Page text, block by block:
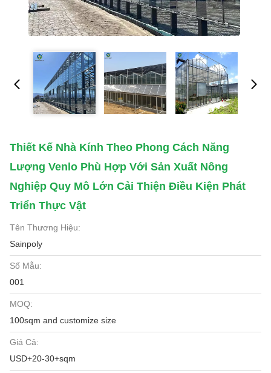
Thiết Kế Nhà Kính Theo Phong Cách Năng
Lượng Venlo Phù Hợp Với Sản Xuất Nông
Nghiệp Quy Mô Lớn Cải Thiện Điều Kiện Phát
Triển Thực Vật
Tên Thương Hiệu:
Sainpoly
Số Mẫu:
001
MOQ:
100sqm and customize size
Giá Cả:
USD+20-30+sqm